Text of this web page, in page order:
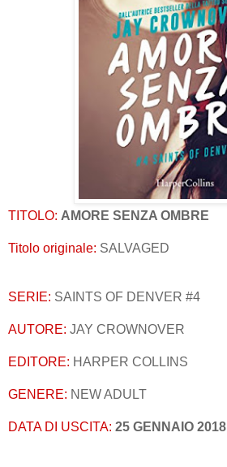
TITOLO: AMORE SENZA OMBRE
Titolo originale: SALVAGED
SERIE: SAINTS OF DENVER #4
AUTORE: JAY CROWNOVER
EDITORE: HARPER COLLINS
GENERE: NEW ADULT
DATA DI USCITA: 25 GENNAIO 2018